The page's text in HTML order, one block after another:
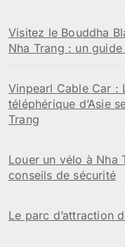
Visitez le Bouddha
Nha Trang : un
Vinpearl Cable Car :
téléphérique d’Asie
Trang
Louer un vélo à Nha
conseils de sécurité
Le parc d’attraction